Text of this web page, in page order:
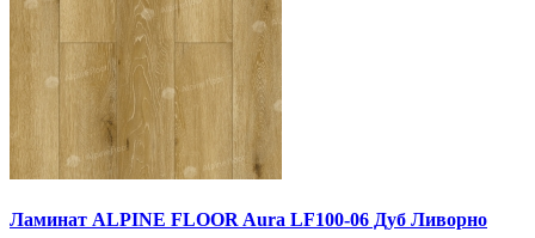
Ламинат ALPINE FLOOR Aura LF100-06 Дуб Ливорно